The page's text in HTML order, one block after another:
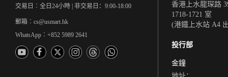
交易日︰全日24小時 | 非交易日：9:00-18:00
郵箱︰cs@usmart.hk
WhatsApp︰+852 5989 2641
香港上水龍琛路
1718-1721 室
(港鐵上水站 A4
投行部
金鐘